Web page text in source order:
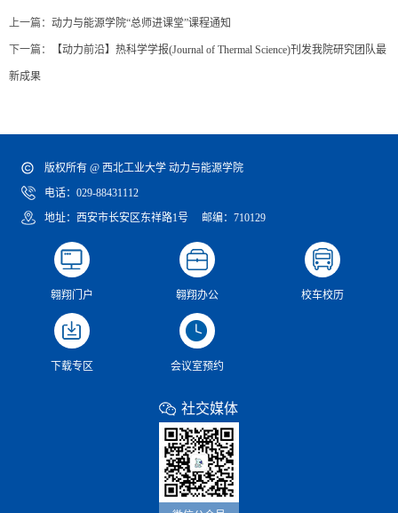
上一篇： 动力与能源学院“总师进课堂”课程通知
下一篇： 【动力前沿】热科学学报(Journal of Thermal Science)刊发我院研究团队最
新成果
版权所有 @ 西北工业大学 动力与能源学院
电话：029-88431112
地址：西安市长安区东祥路1号 邮编：710129
翱翔门户 翱翔办公 校车校历
下载专区 会议室预约
社交媒体